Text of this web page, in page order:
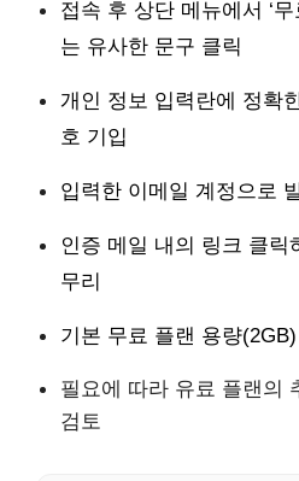
접속 후 상단 메뉴에서 ‘
는 유사한 문구 클릭
개인 정보 입력란에 정확
호 기입
입력한 이메일 계정으로
인증 메일 내의 링크 클릭
무리
기본 무료 플랜 용량
필요에 따라 유료 플랜의
검토